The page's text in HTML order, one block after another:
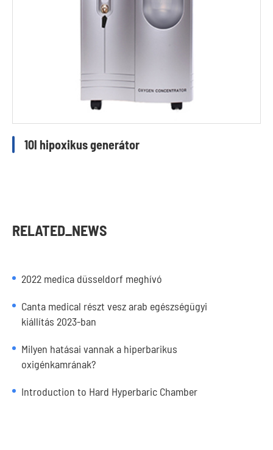
10l hipoxikus generátor
RELATED_NEWS
2022 medica düsseldorf meghívó
Canta medical részt vesz arab egészségügyi
kiállítás 2023-ban
Milyen hatásai vannak a hiperbarikus
oxigénkamrának?
Introduction to Hard Hyperbaric Chamber